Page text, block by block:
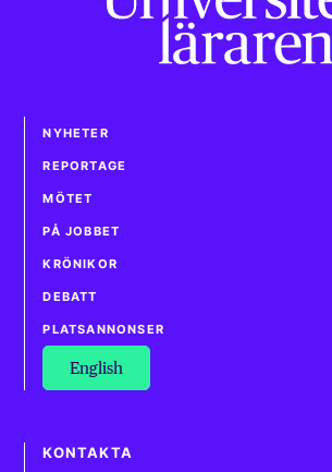
NYHETER
REPORTAGE
MÖTET
PÅ JOBBET
KRÖNIKOR
DEBATT
PLATSANNONSER
English
KONTAKTA